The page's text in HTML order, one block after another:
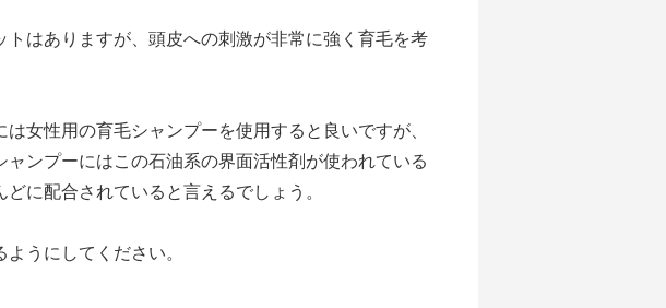
はありますが、頭皮への刺激が非常に強く育毛を考
女性用の育毛シャンプーを使用すると良いですが、
ンプーにはこの石油系の界面活性剤が使われている
に配合されていると言えるでしょう。
うにしてください。